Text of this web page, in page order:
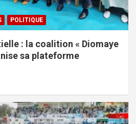
POLITIQUE
: la coalition « Diomaye
sa plateforme